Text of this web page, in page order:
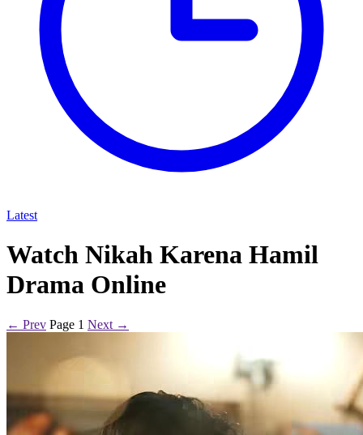
Latest
Watch Nikah Karena Hamil
Drama Online
← Prev Page 1 Next →